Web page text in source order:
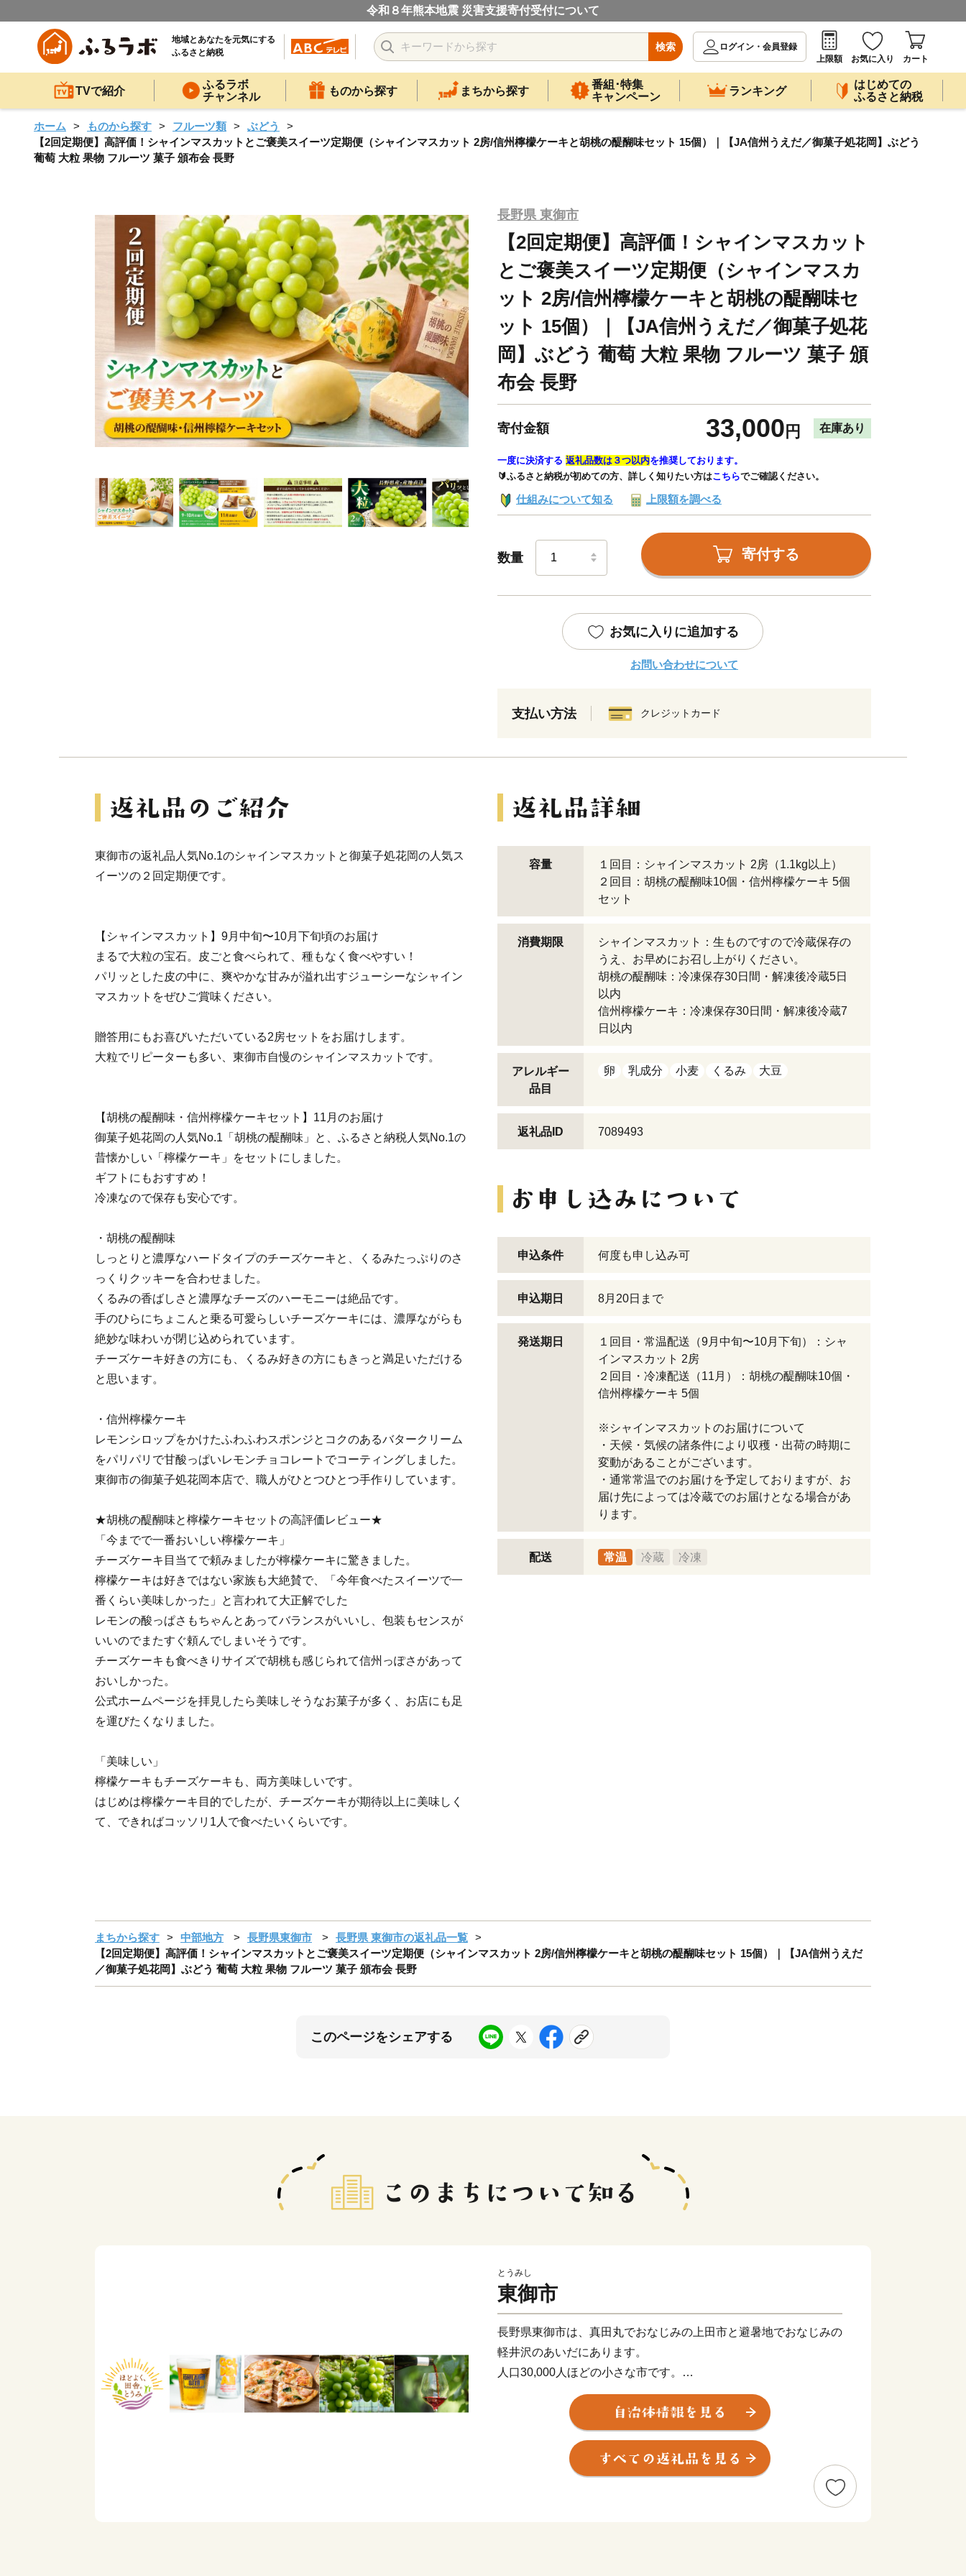
令和８年熊本地震 災害支援寄付受付について
地域とあなたを元気にする
ふるさと納税
検索
ログイン・会員登録
上限額
お気に入り カート
TVで紹介
ふるラボ
チャンネル
ものから探す まちから探す
番組･特集
キャンペーン
ランキング
はじめての
ふるさと納税
ホーム ものから探す フルーツ類
ぶどう
【2回定期便】高評価！シャインマスカットとご褒美スイーツ定期便（シャインマスカット 2房/信州檸檬ケーキと胡桃の醍醐味セット 15個）｜【JA信州うえだ／御菓子処花岡】ぶどう
葡萄 大粒 果物 フルーツ 菓子 頒布会 長野
長野県 東御市
【2回定期便】高評価！シャインマスカット
とご褒美スイーツ定期便（シャインマスカ
ット 2房/信州檸檬ケーキと胡桃の醍醐味セ
ット 15個）｜【JA信州うえだ／御菓子処花
岡】ぶどう 葡萄 大粒 果物 フルーツ 菓子 頒
布会 長野
寄付金額 33,000 円 在庫あり
一度に決済する 返礼品数は３つ以内を推奨しております。
🔰ふるさと納税が初めての方、詳しく知りたい方はこちらでご確認ください。
仕組みについて知る 上限額を調べる
数量 寄付する
お気に入りに追加する
お問い合わせについて
支払い方法 クレジットカード
東御市の返礼品人気No.1のシャインマスカットと御菓子処花岡の人気ス
イーツの２回定期便です。
【シャインマスカット】9月中旬〜10月下旬頃のお届け
まるで大粒の宝石。皮ごと食べられて、種もなく食べやすい！
パリッとした皮の中に、爽やかな甘みが溢れ出すジューシーなシャイン
マスカットをぜひご賞味ください。
贈答用にもお喜びいただいている2房セットをお届けします。
大粒でリピーターも多い、東御市自慢のシャインマスカットです。
【胡桃の醍醐味・信州檸檬ケーキセット】11月のお届け
御菓子処花岡の人気No.1「胡桃の醍醐味」と、ふるさと納税人気No.1の
昔懐かしい「檸檬ケーキ」をセットにしました。
ギフトにもおすすめ！
冷凍なので保存も安心です。
・胡桃の醍醐味
しっとりと濃厚なハードタイプのチーズケーキと、くるみたっぷりのさ
っくりクッキーを合わせました。
くるみの香ばしさと濃厚なチーズのハーモニーは絶品です。
手のひらにちょこんと乗る可愛らしいチーズケーキには、濃厚ながらも
絶妙な味わいが閉じ込められています。
チーズケーキ好きの方にも、くるみ好きの方にもきっと満足いただける
と思います。
・信州檸檬ケーキ
レモンシロップをかけたふわふわスポンジとコクのあるバタークリーム
をパリパリで甘酸っぱいレモンチョコレートでコーティングしました。
東御市の御菓子処花岡本店で、職人がひとつひとつ手作りしています。
★胡桃の醍醐味と檸檬ケーキセットの高評価レビュー★
「今までで一番おいしい檸檬ケーキ」
チーズケーキ目当てで頼みましたが檸檬ケーキに驚きました。
檸檬ケーキは好きではない家族も大絶賛で、「今年食べたスイーツで一
番くらい美味しかった」と言われて大正解でした
レモンの酸っぱさもちゃんとあってバランスがいいし、包装もセンスが
いいのでまたすぐ頼んでしまいそうです。
チーズケーキも食べきりサイズで胡桃も感じられて信州っぽさがあって
おいしかった。
公式ホームページを拝見したら美味しそうなお菓子が多く、お店にも足
を運びたくなりました。
「美味しい」
檸檬ケーキもチーズケーキも、両方美味しいです。
はじめは檸檬ケーキ目的でしたが、チーズケーキが期待以上に美味しく
て、できればコッソリ1人で食べたいくらいです。
容量
１回目：シャインマスカット 2房（1.1kg以上）
２回目：胡桃の醍醐味10個・信州檸檬ケーキ 5個
セット
消費期限
シャインマスカット：生ものですので冷蔵保存の
うえ、お早めにお召し上がりください。
胡桃の醍醐味：冷凍保存30日間・解凍後冷蔵5日
以内
信州檸檬ケーキ：冷凍保存30日間・解凍後冷蔵7
日以内
アレルギー
品目
卵 乳成分 小麦 くるみ 大豆
返礼品ID 7089493
申込条件 何度も申し込み可
申込期日 8月20日まで
発送期日
１回目・常温配送（9月中旬〜10月下旬）：シャ
インマスカット 2房
２回目・冷凍配送（11月）：胡桃の醍醐味10個・
信州檸檬ケーキ 5個
※シャインマスカットのお届けについて
・天候・気候の諸条件により収穫・出荷の時期に
変動があることがございます。
・通常常温でのお届けを予定しておりますが、お
届け先によっては冷蔵でのお届けとなる場合があ
ります。
配送 常温 冷蔵 冷凍
まちから探す 中部地方 長野県東御市
長野県 東御市の返礼品一覧
【2回定期便】高評価！シャインマスカットとご褒美スイーツ定期便（シャインマスカット 2房/信州檸檬ケーキと胡桃の醍醐味セット 15個）｜【JA信州うえだ
／御菓子処花岡】ぶどう 葡萄 大粒 果物 フルーツ 菓子 頒布会 長野
このページをシェアする
とうみし
東御市
長野県東御市は、真田丸でおなじみの上田市と避暑地でおなじみの
軽井沢のあいだにあります。
人口30,000人ほどの小さな市です。
南斜面で陽当たりがとてもよく、降水量もとても少ないので年間通
じて住みやすいまちです。
「とうみ」とも読めないし、ちょっと知名度が低いかもしれない。
でもとにかく、良いまちなんです。